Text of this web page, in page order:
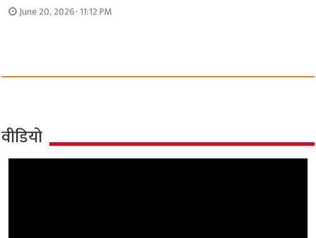
June 20, 2026- 11:12 PM
वीडियो